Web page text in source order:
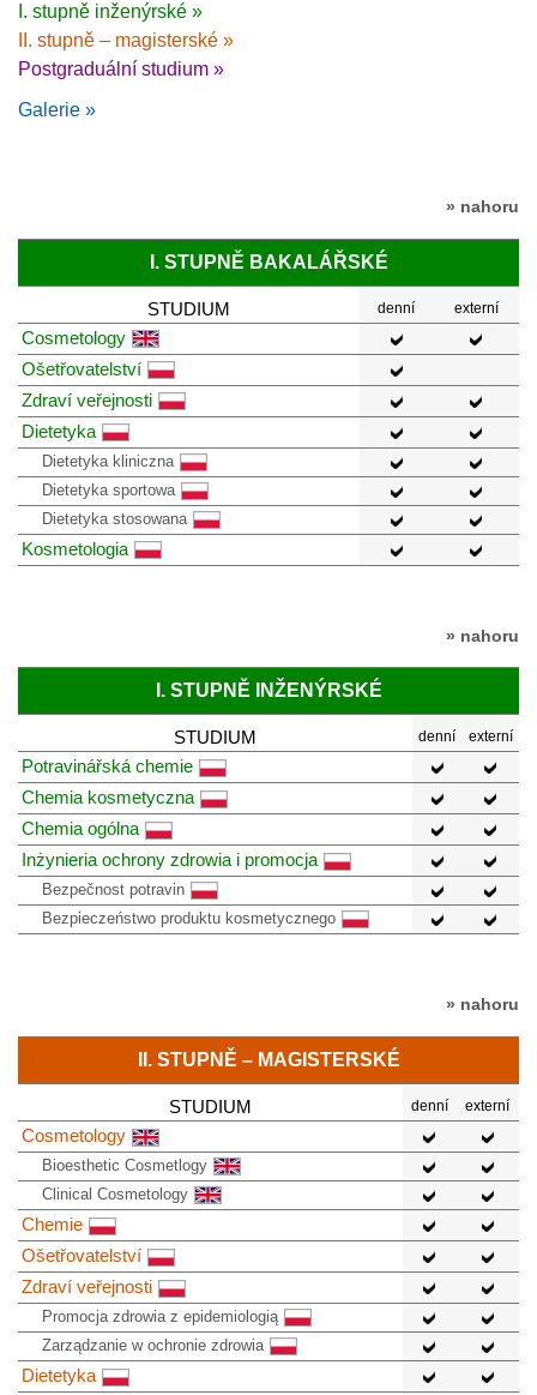
I. stupně inženýrské »
II. stupně – magisterské »
Postgraduální studium »
Galerie »
» nahoru
I. STUPNĚ BAKALÁŘSKÉ
STUDIUM denní externí
Cosmetology
Ošetřovatelství
Zdraví veřejnosti
Dietetyka
Dietetyka kliniczna
Dietetyka sportowa
Dietetyka stosowana
Kosmetologia
» nahoru
I. STUPNĚ INŽENÝRSKÉ
STUDIUM denní externí
Potravinářská chemie
Chemia kosmetyczna
Chemia ogólna
Inżynieria ochrony zdrowia i promocja
Bezpečnost potravin
Bezpieczeństwo produktu kosmetycznego
» nahoru
II. STUPNĚ – MAGISTERSKÉ
STUDIUM denní externí
Cosmetology
Bioesthetic Cosmetlogy
Clinical Cosmetology
Chemie
Ošetřovatelství
Zdraví veřejnosti
Promocja zdrowia z epidemiologią
Zarządzanie w ochronie zdrowia
Dietetyka